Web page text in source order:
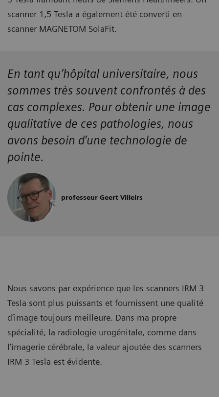
scanner 1,5 Tesla a également été converti en
scanner MAGNETOM SolaFit.
En tant qu’hôpital universitaire, nous
sommes très souvent confrontés à des
cas complexes. Pour obtenir une image
qualitative de ces pathologies, nous
avons besoin d’une technologie de
pointe.
professeur Geert Villeirs
Nous savons par expérience que les scanners IRM 3
Tesla sont plus puissants et fournissent une qualité
d’image toujours meilleure. Dans ma propre
spécialité, la radiologie urogénitale, comme dans
l’imagerie cérébrale, la valeur ajoutée des scanners
IRM 3 Tesla est évidente.